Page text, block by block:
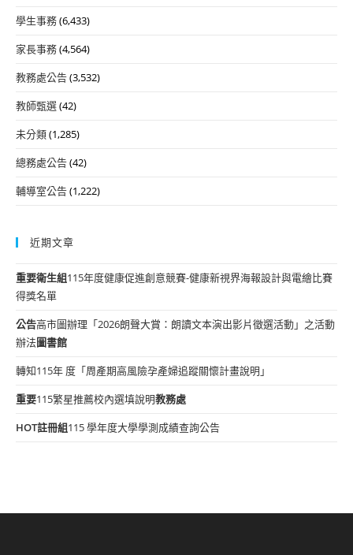
學生事務(6,433)
家長事務(4,564)
教務處公告(3,532)
教師甄選(42)
未分類(1,285)
總務處公告(42)
輔導室公告(1,222)
近期文章
重要衛生組115年度健康促進創意競賽-健康新視界海報設計與電繪比賽
得獎名單
公告高市圖辦理「2026朗聲大賞：朗讀文本演出影片徵選活動」之活動
辦法圖書館
轉知115年 度「周產期高風險孕產婦追蹤關懷計畫說明」
重要115繁星推薦校內選填說明教務處
HOT註冊組115 學年度大學學測成績查詢公告